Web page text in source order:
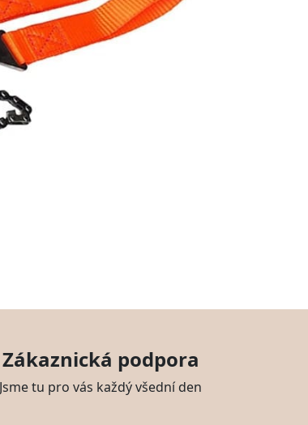
Zákaznická podpora
Jsme tu pro vás každý všední den